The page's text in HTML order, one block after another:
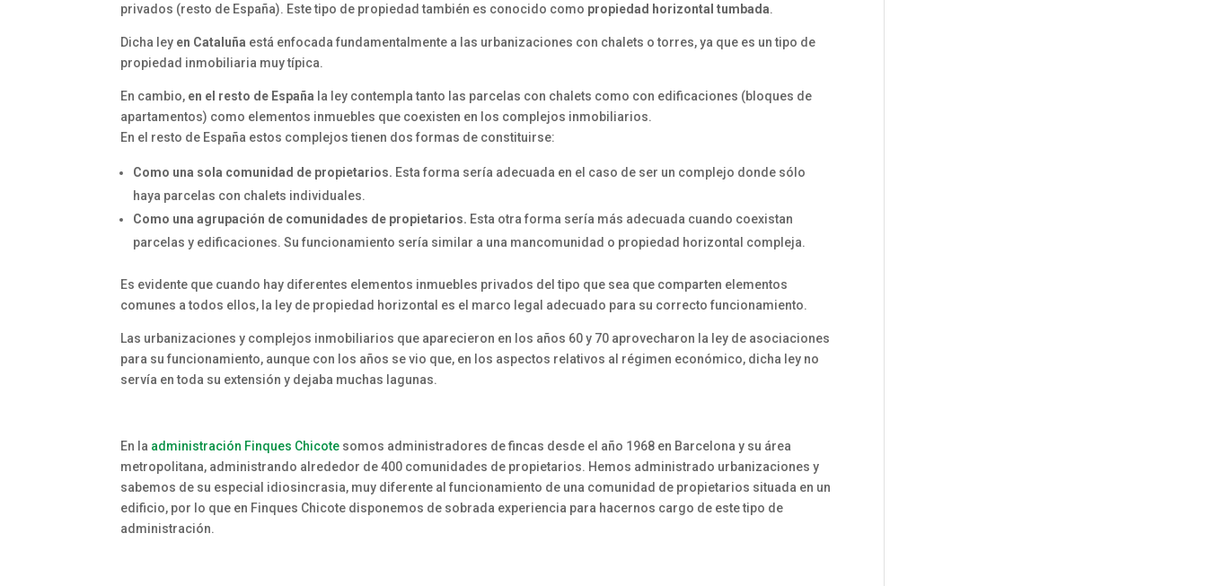
privados (resto de España). Este tipo de propiedad también es conocido como propiedad horizontal tumbada.
Dicha ley en Cataluña está enfocada fundamentalmente a las urbanizaciones con chalets o torres, ya que es un tipo de
propiedad inmobiliaria muy típica.
En cambio, en el resto de España la ley contempla tanto las parcelas con chalets como con edificaciones (bloques de
apartamentos) como elementos inmuebles que coexisten en los complejos inmobiliarios.
En el resto de España estos complejos tienen dos formas de constituirse:
Como una sola comunidad de propietarios. Esta forma sería adecuada en el caso de ser un complejo donde sólo
haya parcelas con chalets individuales.
Como una agrupación de comunidades de propietarios. Esta otra forma sería más adecuada cuando coexistan
parcelas y edificaciones. Su funcionamiento sería similar a una mancomunidad o propiedad horizontal compleja.
Es evidente que cuando hay diferentes elementos inmuebles privados del tipo que sea que comparten elementos
comunes a todos ellos, la ley de propiedad horizontal es el marco legal adecuado para su correcto funcionamiento.
Las urbanizaciones y complejos inmobiliarios que aparecieron en los años 60 y 70 aprovecharon la ley de asociaciones
para su funcionamiento, aunque con los años se vio que, en los aspectos relativos al régimen económico, dicha ley no
servía en toda su extensión y dejaba muchas lagunas.
En la administración Finques Chicote somos administradores de fincas desde el año 1968 en Barcelona y su área
metropolitana, administrando alrededor de 400 comunidades de propietarios. Hemos administrado urbanizaciones y
sabemos de su especial idiosincrasia, muy diferente al funcionamiento de una comunidad de propietarios situada en un
edificio, por lo que en Finques Chicote disponemos de sobrada experiencia para hacernos cargo de este tipo de
administración.